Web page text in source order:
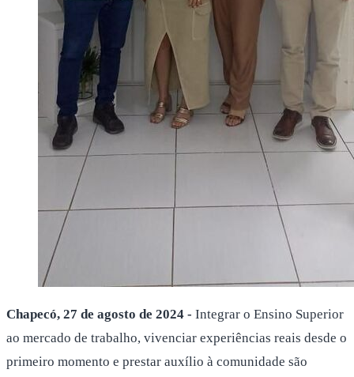
Chapecó, 27 de agosto de 2024 - Integrar o Ensino Superior
ao mercado de trabalho, vivenciar experiências reais desde o
primeiro momento e prestar auxílio à comunidade são